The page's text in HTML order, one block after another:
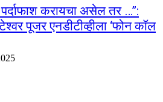
पर्दाफाश करायचा असेल तर …”:
पूजर एनडीटीव्हीला ‘फोन कॉल